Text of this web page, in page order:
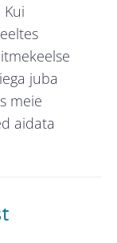
juba
meie
aidata